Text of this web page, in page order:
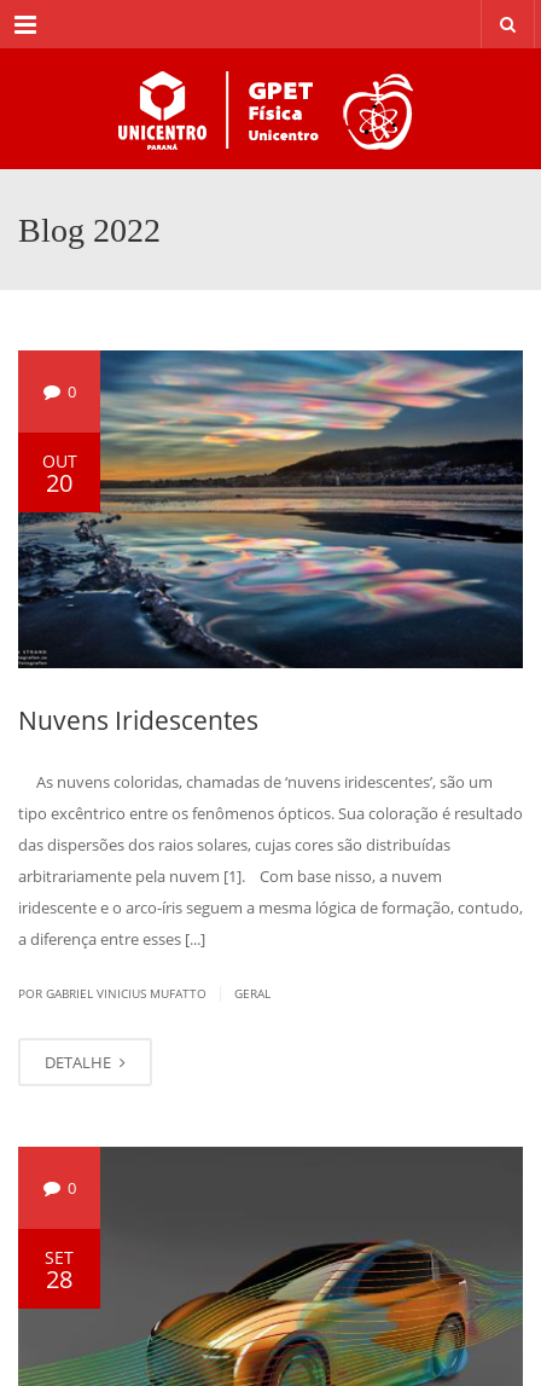
Menu
Blog 2022
0
OUT
20
Nuvens Iridescentes
As nuvens coloridas, chamadas de ‘nuvens iridescentes’, são um
tipo excêntrico entre os fenômenos ópticos. Sua coloração é resultado
das dispersões dos raios solares, cujas cores são distribuídas
arbitrariamente pela nuvem [1]. Com base nisso, a nuvem
iridescente e o arco-íris seguem a mesma lógica de formação, contudo,
a diferença entre esses [...]
POR GABRIEL VINICIUS MUFATTO GERAL
DETALHE
0
SET
28